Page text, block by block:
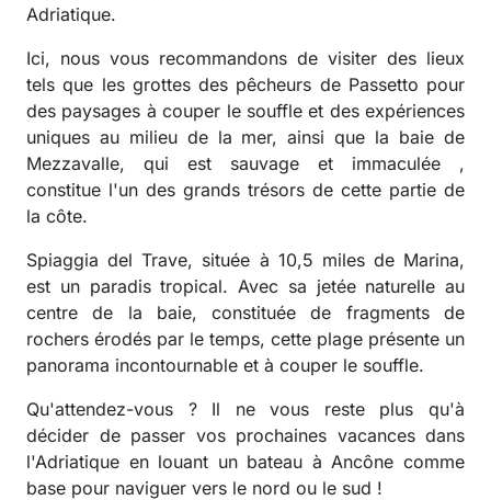
Adriatique.
Ici, nous vous recommandons de visiter des lieux
tels que les grottes des pêcheurs de Passetto pour
des paysages à couper le souffle et des expériences
uniques au milieu de la mer, ainsi que la baie de
Mezzavalle, qui est sauvage et immaculée ,
constitue l'un des grands trésors de cette partie de
la côte.
Spiaggia del Trave, située à 10,5 miles de Marina,
est un paradis tropical. Avec sa jetée naturelle au
centre de la baie, constituée de fragments de
rochers érodés par le temps, cette plage présente un
panorama incontournable et à couper le souffle.
Qu'attendez-vous ? Il ne vous reste plus qu'à
décider de passer vos prochaines vacances dans
l'Adriatique en louant un bateau à Ancône comme
base pour naviguer vers le nord ou le sud !